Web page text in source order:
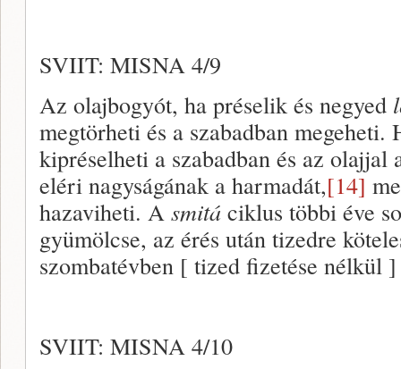
SVIIT: MISNA 4/9
Az olajbogyót, ha préselik és negyed
megtörheti és a szabadban
kipréselheti a szabadban és az olajjal
eléri nagyságának a harmadát,[14]
hazaviheti. A smitá ciklus többi éve
gyümölcse, az érés után tizedre
szombatévben [ tized fizetése nélkül
SVIIT: MISNA 4/10